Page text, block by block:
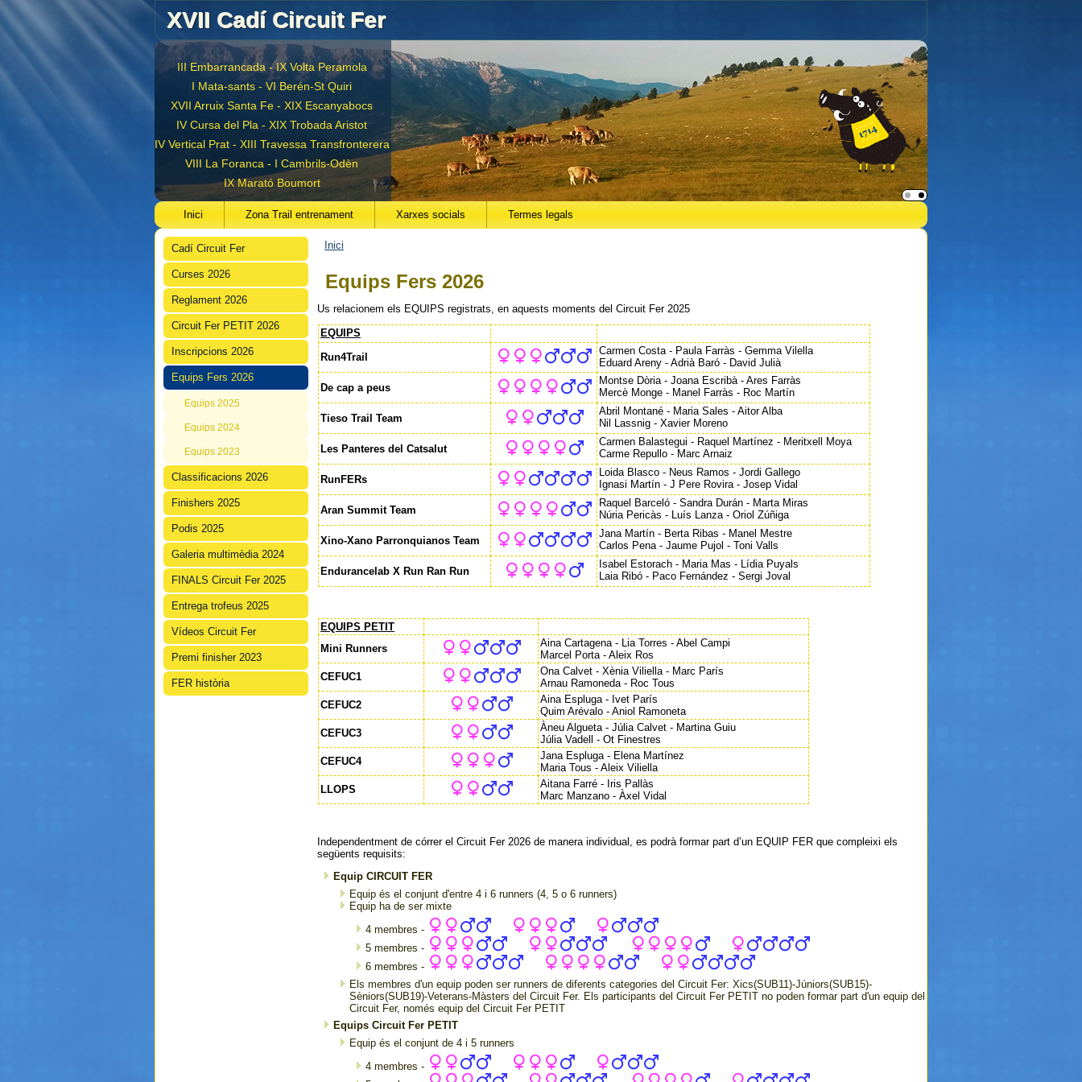
XVII Cadí Circuit Fer
III Embarrancada - IX Volta Peramola
I Mata-sants - VI Berén-St Quiri
XVII Arruix Santa Fe - XIX Escanyabocs
IV Cursa del Pla - XIX Trobada Aristot
IV Vertical Prat - XIII Travessa Transfronterera
VIII La Foranca - I Cambrils-Odèn
IX Marató Boumort
Inici Zona Trail entrenament Xarxes socials Termes legals
Cadí Circuit Fer
Curses 2026
Reglament 2026
Circuit Fer PETIT 2026
Inscripcions 2026
Equips Fers 2026
Equips 2025
Equips 2024
Equips 2023
Classificacions 2026
Finishers 2025
Podis 2025
Galeria multimèdia 2024
FINALS Circuit Fer 2025
Entrega trofeus 2025
Vídeos Circuit Fer
Premi finisher 2023
FER història
Inici
Equips Fers 2026
Us relacionem els EQUIPS registrats, en aquests moments del Circuit Fer 2025
EQUIPS
Run4Trail
Carmen Costa - Paula Farràs - Gemma Vilella
Eduard Areny - Adrià Baró - David Julià
De cap a peus
Montse Dòria - Joana Escribà - Ares Farràs
Mercè Monge - Manel Farràs - Roc Martín
Tieso Trail Team
Abril Montané - Maria Sales - Aitor Alba
Nil Lassnig - Xavier Moreno
Les Panteres del Catsalut
Carmen Balastegui - Raquel Martínez - Meritxell Moya
Carme Repullo - Marc Arnaiz
RunFERs
Loida Blasco - Neus Ramos - Jordi Gallego
Ignasi Martín - J Pere Rovira - Josep Vidal
Aran Summit Team
Raquel Barceló - Sandra Durán - Marta Miras
Núria Pericàs - Luís Lanza - Oriol Zúñiga
Xino-Xano Parronquianos Team
Jana Martín - Berta Ribas - Manel Mestre
Carlos Pena - Jaume Pujol - Toni Valls
Endurancelab X Run Ran Run
Isabel Estorach - Maria Mas - Lídia Puyals
Laia Ribó - Paco Fernández - Sergi Joval
EQUIPS PETIT
Mini Runners
Aina Cartagena - Lia Torres - Abel Campi
Marcel Porta - Aleix Ros
CEFUC1
Ona Calvet - Xènia Viliella - Marc París
Arnau Ramoneda - Roc Tous
CEFUC2
Aina Espluga - Ivet París
Quim Arévalo - Aniol Ramoneta
CEFUC3
Àneu Algueta - Júlia Calvet - Martina Guiu
Júlia Vadell - Ot Finestres
CEFUC4
Jana Espluga - Elena Martínez
Maria Tous - Aleix Viliella
LLOPS
Aitana Farré - Iris Pallàs
Marc Manzano - Àxel Vidal
Independentment de córrer el Circuit Fer 2026 de manera individual, es podrà formar part d’un EQUIP FER que compleixi els
següents requisits:
Equip CIRCUIT FER
Equip és el conjunt d'entre 4 i 6 runners (4, 5 o 6 runners)
Equip ha de ser mixte
4 membres -
5 membres -
6 membres -
Els membres d'un equip poden ser runners de diferents categories del Circuit Fer: Xics(SUB11)-Júniors(SUB15)-
Sèniors(SUB19)-Veterans-Màsters del Circuit Fer. Els participants del Circuit Fer PETIT no poden formar part d'un equip del
Circuit Fer, només equip del Circuit Fer PETIT
Equips Circuit Fer PETIT
Equip és el conjunt de 4 i 5 runners
4 membres -